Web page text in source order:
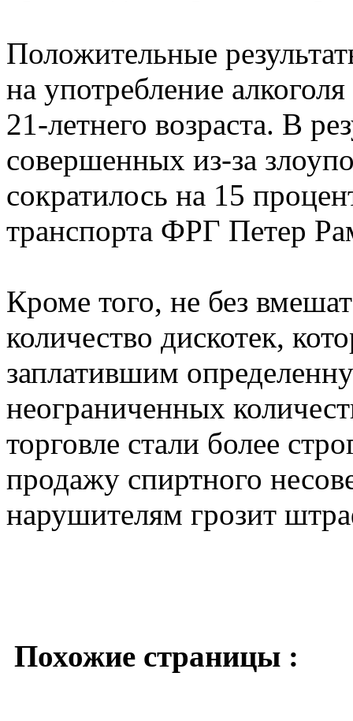
Положительные
на употребление
21-летнего возраста. В
совершенных из-за
сократилось на 15
транспорта ФРГ Петер
Кроме того, не без
количество дискотек,
заплатившим
неограниченных
торговле стали более
продажу спиртного
нарушителям грозит
Похожие страницы :